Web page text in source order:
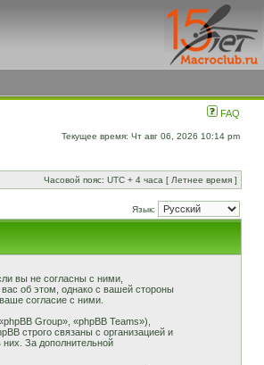
FAQ
Текущее время: Чт авг 06, 2026 10:14 pm
Часовой пояс: UTC + 4 часа [ Летнее время ]
Язык:
вы не согласны с ними,
об этом, однако с вашей стороны
согласие с ними.
Group», «phpBB Teams»),
строго связаны с организацией и
За дополнительной